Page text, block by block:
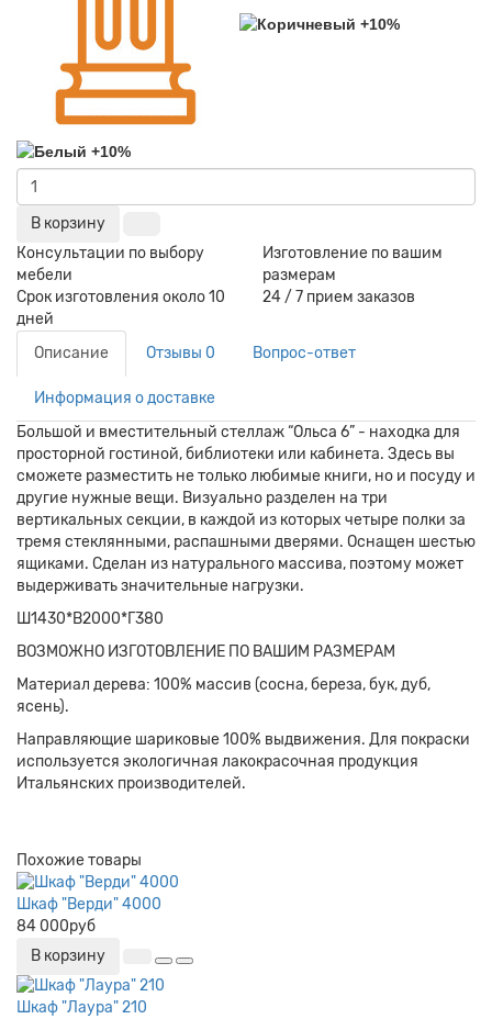
В корзину
Консультации по выбору
мебели
Изготовление по вашим
размерам
Срок изготовления около 10
дней
24 / 7 прием заказов
Описание Отзывы 0 Вопрос-ответ
Информация о доставке
Большой и вместительный стеллаж “Ольса 6” - находка для
просторной гостиной, библиотеки или кабинета. Здесь вы
сможете разместить не только любимые книги, но и посуду и
другие нужные вещи. Визуально разделен на три
вертикальных секции, в каждой из которых четыре полки за
тремя стеклянными, распашными дверями. Оснащен шестью
ящиками. Сделан из натурального массива, поэтому может
выдерживать значительные нагрузки.
Ш1430*В2000*Г380
ВОЗМОЖНО ИЗГОТОВЛЕНИЕ ПО ВАШИМ РАЗМЕРАМ
Материал дерева: 100% массив (сосна, береза, бук, дуб,
ясень).
Направляющие шариковые 100% выдвижения. Для покраски
используется экологичная лакокрасочная продукция
Итальянских производителей.
Похожие товары
Шкаф "Верди" 4000
84 000руб
В корзину
Шкаф "Лаура" 210